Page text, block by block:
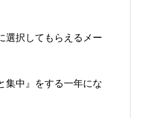
選択してもらえるメー
集中』をする一年にな